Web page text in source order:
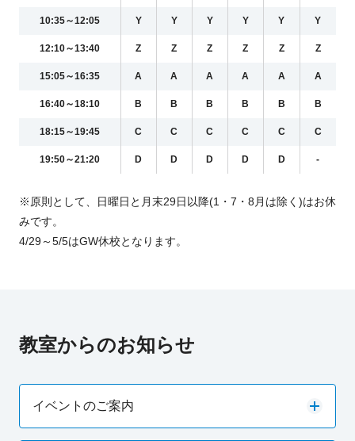
10:35～12:05 Y Y Y Y Y Y
12:10～13:40 Z Z Z Z Z Z
15:05～16:35 A A A A A A
16:40～18:10 B B B B B B
18:15～19:45 C C C C C C
19:50～21:20 D D D D D -
※原則として、日曜日と月末29日以降(1・7・8月は除く)はお休
みです。
4/29～5/5はGW休校となります。
教室からのお知らせ
イベントのご案内